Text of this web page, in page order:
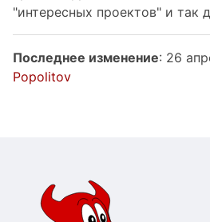
"интересных проектов" и так
Последнее изменение: 26
Popolitov